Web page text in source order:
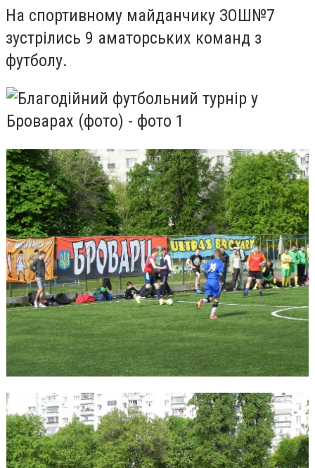
На спортивному майданчику ЗОШ№7
зустрілись 9 аматорських команд з
футболу.